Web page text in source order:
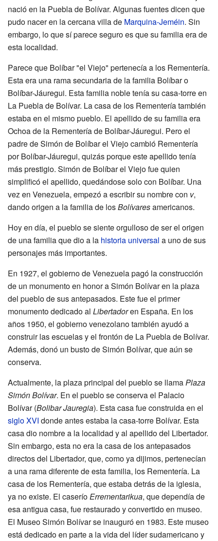
nació en la Puebla de Bolívar. Algunas fuentes dicen que
pudo nacer en la cercana villa de Marquina-Jeméin. Sin
embargo, lo que sí parece seguro es que su familia era de
esta localidad.
Parece que Bolíbar "el Viejo" pertenecía a los Rementería.
Esta era una rama secundaria de la familia Bolíbar o
Bolíbar-Jáuregui. Esta familia noble tenía su casa-torre en
La Puebla de Bolívar. La casa de los Rementería también
estaba en el mismo pueblo. El apellido de su familia era
Ochoa de la Rementería de Bolíbar-Jáuregui. Pero el
padre de Simón de Bolíbar el Viejo cambió Rementería
por Bolíbar-Jáuregui, quizás porque este apellido tenía
más prestigio. Simón de Bolíbar el Viejo fue quien
simplificó el apellido, quedándose solo con Bolíbar. Una
vez en Venezuela, empezó a escribir su nombre con v,
dando origen a la familia de losBolívaresamericanos.
Hoy en día, el pueblo se siente orgulloso de ser el origen
de una familia que dio a la historia universal a uno de sus
personajes más importantes.
En 1927, el gobierno de Venezuela pagó la construcción
de un monumento en honor a Simón Bolívar en la plaza
del pueblo de sus antepasados. Este fue el primer
monumento dedicado al Libertadoren España. En los
años 1950, el gobierno venezolano también ayudó a
construir las escuelas y el frontón de La Puebla de Bolívar.
Además, donó un busto de Simón Bolívar, que aún se
conserva.
Actualmente, la plaza principal del pueblo se llamaPlaza
Simón Bolívar. En el pueblo se conserva el Palacio
Bolívar (Bolibar Jauregia). Esta casa fue construida en el
siglo XVI donde antes estaba la casa-torre Bolívar. Esta
casa dio nombre a la localidad y al apellido del Libertador.
Sin embargo, esta no era la casa de los antepasados
directos del Libertador, que, como ya dijimos, pertenecían
a una rama diferente de esta familia, los Rementería. La
casa de los Rementería, que estaba detrás de la iglesia,
ya no existe. El caseríoErrementarikua, que dependía de
esa antigua casa, fue restaurado y convertido en museo.
El Museo Simón Bolívar se inauguró en 1983. Este museo
está dedicado en parte a la vida del líder sudamericano y